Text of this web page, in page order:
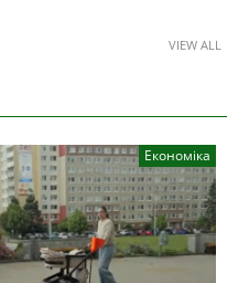
VIEW ALL
Економіка